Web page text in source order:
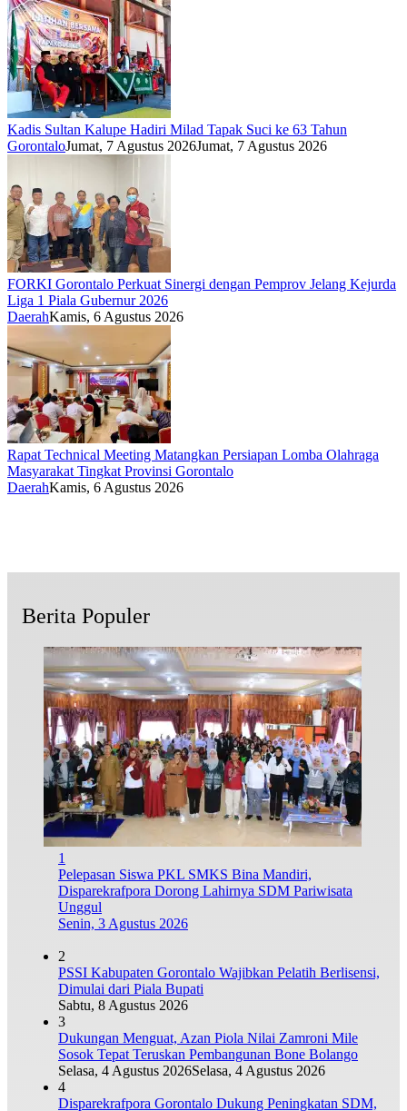
Kadis Sultan Kalupe Hadiri Milad Tapak Suci ke 63 Tahun
GorontaloJumat, 7 Agustus 2026Jumat, 7 Agustus 2026
FORKI Gorontalo Perkuat Sinergi dengan Pemprov Jelang Kejurda
Liga 1 Piala Gubernur 2026
DaerahKamis, 6 Agustus 2026
Rapat Technical Meeting Matangkan Persiapan Lomba Olahraga
Masyarakat Tingkat Provinsi Gorontalo
DaerahKamis, 6 Agustus 2026
Berita Populer
1
Pelepasan Siswa PKL SMKS Bina Mandiri,
Disparekrafpora Dorong Lahirnya SDM Pariwisata
Unggul
Senin, 3 Agustus 2026
2
PSSI Kabupaten Gorontalo Wajibkan Pelatih Berlisensi,
Dimulai dari Piala Bupati
Sabtu, 8 Agustus 2026
3
Dukungan Menguat, Azan Piola Nilai Zamroni Mile
Sosok Tepat Teruskan Pembangunan Bone Bolango
Selasa, 4 Agustus 2026Selasa, 4 Agustus 2026
4
Disparekrafpora Gorontalo Dukung Peningkatan SDM,